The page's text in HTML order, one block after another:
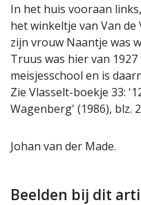
In het huis vooraan
het winkeltje van Van de
zijn vrouw Naantje was
Truus was hier van
meisjesschool en is
Zie Vlasselt-boekje 33:
Wagenberg' (1986), blz.
Johan van der Made.
Beelden bij dit